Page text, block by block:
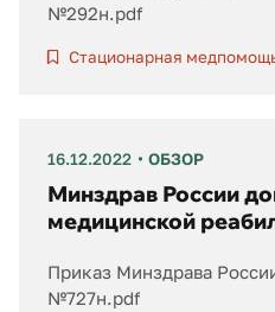
№292н.pdf
Стационарная
16.12.2022 ОБЗОР
Минздрав России
медицинской
Приказ Минздрава
№727н.pdf